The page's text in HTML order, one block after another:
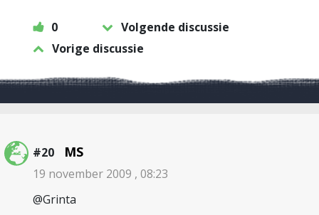
0
Volgende discussie
Vorige discussie
#20 MS
19 november 2009 , 08:23
@Grinta